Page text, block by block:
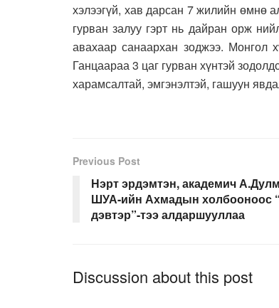
хэлээгүй, хав дарсан 7 жилийн өмнө
гурван залуу гэрт нь дайран орж
авахаар санаархан зоджээ. Монгол
Ганцаараа 3 цаг гурван хүнтэй
харамсалтай, эмгэнэлтэй, гашуун
Previous Post
Нэрт эрдэмтэн, академич
ШУА-ийн Ахмадын холбооноос
дэвтэр”-тээ алдаршууллаа
Discussion about this post